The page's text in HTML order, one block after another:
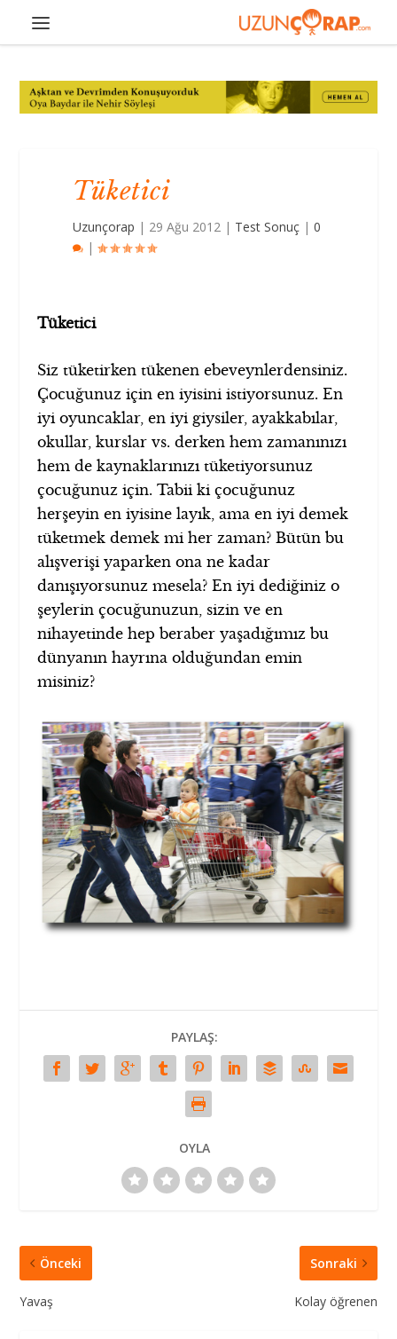
Tüketici
Uzunçorap | 29 Ağu 2012 | Test Sonuç |0
|
Tüketici
Siz tüketirken tükenen ebeveynlerdensiniz.
Çocuğunuz için en iyisini istiyorsunuz. En
iyi oyuncaklar, en iyi giysiler, ayakkabılar,
okullar, kurslar vs. derken hem zamanınızı
hem de kaynaklarınızı tüketiyorsunuz
çocuğunuz için. Tabii ki çocuğunuz
herşeyin en iyisine layık, ama en iyi demek
tüketmek demek mi her zaman? Bütün bu
alışverişi yaparken ona ne kadar
danışıyorsunuz mesela? En iyi dediğiniz o
şeylerin çocuğunuzun, sizin ve en
nihayetinde hep beraber yaşadığımız bu
dünyanın hayrına olduğundan emin
misiniz?
PAYLAŞ:
OYLA
Önceki
Yavaş
Sonraki
Kolay öğrenen